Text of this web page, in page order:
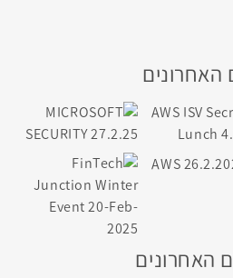
האחרונים
האחרונים